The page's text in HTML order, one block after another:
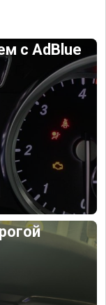
с AdBlue